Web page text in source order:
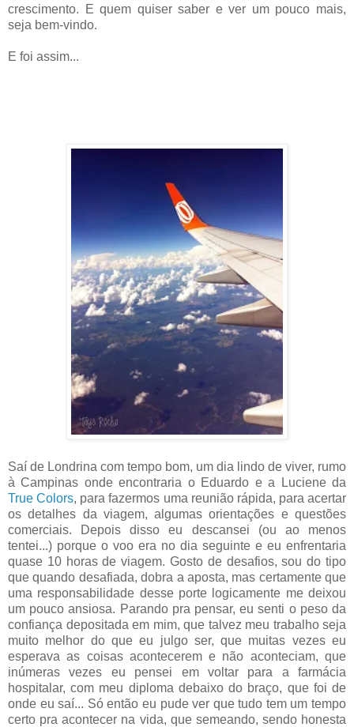
crescimento. E quem quiser saber e ver um pouco mais,
seja bem-vindo.
E foi assim...
Saí de Londrina com tempo bom, um dia lindo de viver, rumo
à Campinas onde encontraria o Eduardo e a Luciene da
True Colors, para fazermos uma reunião rápida, para acertar
os detalhes da viagem, algumas orientações e questões
comerciais. Depois disso eu descansei (ou ao menos
tentei...) porque o voo era no dia seguinte e eu enfrentaria
quase 10 horas de viagem. Gosto de desafios, sou do tipo
que quando desafiada, dobra a aposta, mas certamente que
uma responsabilidade desse porte logicamente me deixou
um pouco ansiosa. Parando pra pensar, eu senti o peso da
confiança depositada em mim, que talvez meu trabalho seja
muito melhor do que eu julgo ser, que muitas vezes eu
esperava as coisas acontecerem e não aconteciam, que
inúmeras vezes eu pensei em voltar para a farmácia
hospitalar, com meu diploma debaixo do braço, que foi de
onde eu saí... Só então eu pude ver que tudo tem um tempo
certo pra acontecer na vida, que semeando, sendo honesta